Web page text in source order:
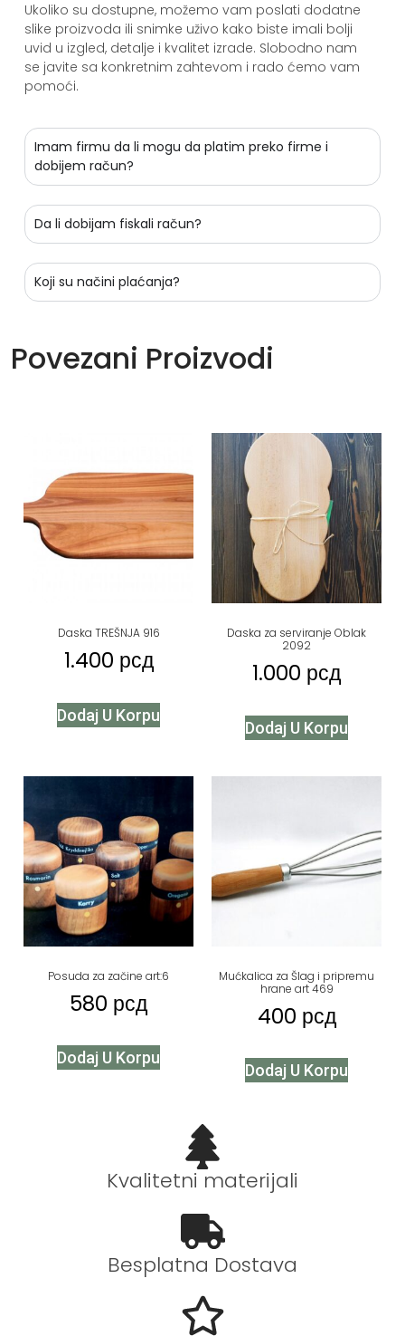
Ukoliko su dostupne, možemo vam poslati dodatne
slike proizvoda ili snimke uživo kako biste imali bolji
uvid u izgled, detalje i kvalitet izrade. Slobodno nam
se javite sa konkretnim zahtevom i rado ćemo vam
pomoći.
Imam firmu da li mogu da platim preko firme i
dobijem račun?
Da li dobijam fiskali račun?
Koji su načini plaćanja?
Povezani Proizvodi
Daska TREŠNJA 916
1.400 рсд
Dodaj U Korpu
Daska za serviranje Oblak
2092
1.000 рсд
Dodaj U Korpu
Posuda za začine art:6
580 рсд
Dodaj U Korpu
Mućkalica za Šlag i pripremu
hrane art 469
400 рсд
Dodaj U Korpu
Kvalitetni materijali
Besplatna Dostava